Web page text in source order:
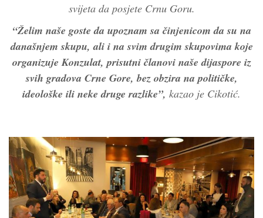
svijeta da posjete Crnu Goru.
“Želim naše goste da upoznam sa činjenicom da su na
današnjem skupu, ali i na svim drugim skupovima koje
organizuje Konzulat, prisutni članovi naše dijaspore iz
svih gradova Crne Gore, bez obzira na političke,
ideološke ili neke druge razlike”, kazao je Cikotić.